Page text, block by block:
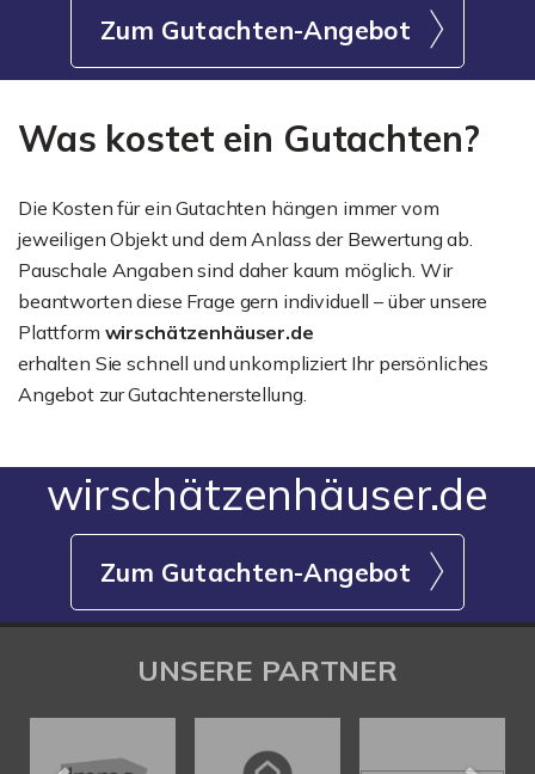
Zum Gutachten-Angebot
Was kostet ein Gutachten?
Die Kosten für ein Gutachten hängen immer vom
jeweiligen Objekt und dem Anlass der Bewertung ab.
Pauschale Angaben sind daher kaum möglich. Wir
beantworten diese Frage gern individuell – über unsere
Plattform wirschätzenhäuser.de
erhalten Sie schnell und unkompliziert Ihr persönliches
Angebot zur Gutachtenerstellung.
wirschätzenhäuser.de
Zum Gutachten-Angebot
UNSERE PARTNER